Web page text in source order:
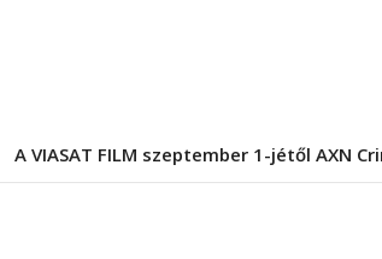
A VIASAT FILM szeptember 1-jétől AXN